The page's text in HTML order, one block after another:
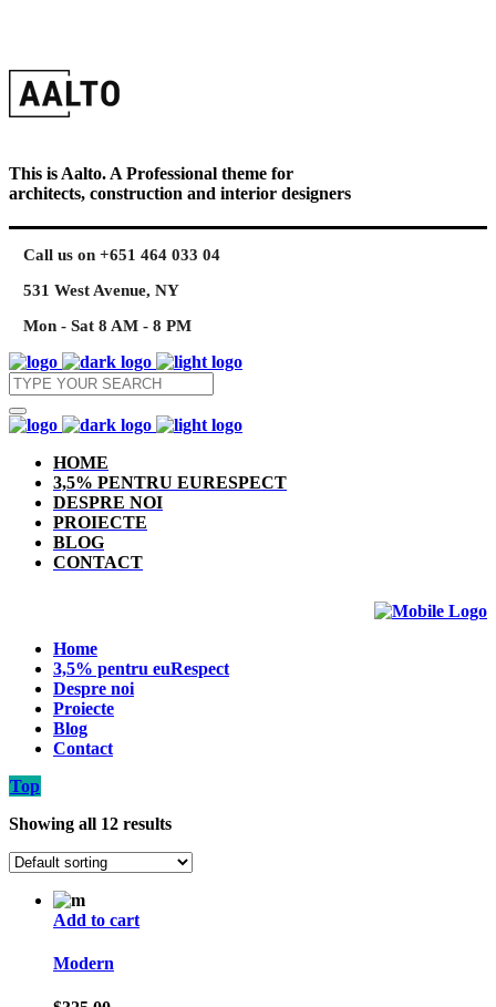
This is Aalto. A Professional theme for
architects, construction and interior designers
Call us on +651 464 033 04
531 West Avenue, NY
Mon - Sat 8 AM - 8 PM
HOME
3,5% PENTRU EURESPECT
DESPRE NOI
PROIECTE
BLOG
CONTACT
Home
3,5% pentru euRespect
Despre noi
Proiecte
Blog
Contact
Top
Showing all 12 results
Add to cart
Modern